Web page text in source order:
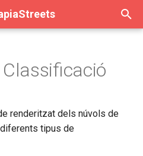
General
Buscar información
General
Ver ubicaciones
General
Cercar informació
General
Veure ubicacions
renderitzat dels núvols de
tipus de